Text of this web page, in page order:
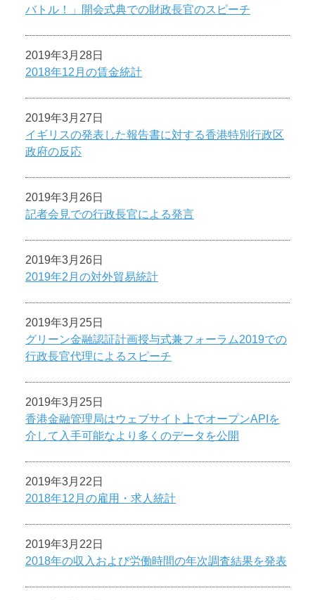
バトル！」開会式典での財政長官のスピーチ
2019年3月28日
2018年12月の賃金統計
2019年3月27日
イギリスの発表した報告書に対する香港特別行政区
政府の反応
2019年3月26日
記者会見での行政長官による発言
2019年3月26日
2019年2月の対外貿易統計
2019年3月25日
グリーン金融認証計画授与式兼フォーラム2019での
行政長官代理によるスピーチ
2019年3月25日
香港金融管理局はウェブサイト上でオープンAPIを
介して入手可能なより多くのデータを公開
2019年3月22日
2018年12月の雇用・求人統計
2019年3月22日
2018年の収入および労働時間の年次調査結果を発表